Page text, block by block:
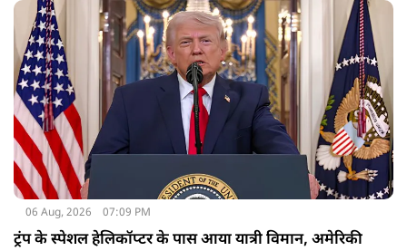
06 Aug, 2026 07:09 PM
ट्रंप के स्पेशल हेलिकॉप्टर के पास आया यात्री विमान, अमेरिकी